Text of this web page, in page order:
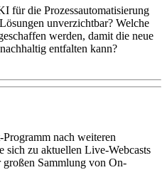
für die Prozessautomatisierung
unverzichtbar? Welche
werden, damit die neue
entfalten kann?
nach weiteren
sich zu aktuellen Live-Webcasts
großen Sammlung von On-